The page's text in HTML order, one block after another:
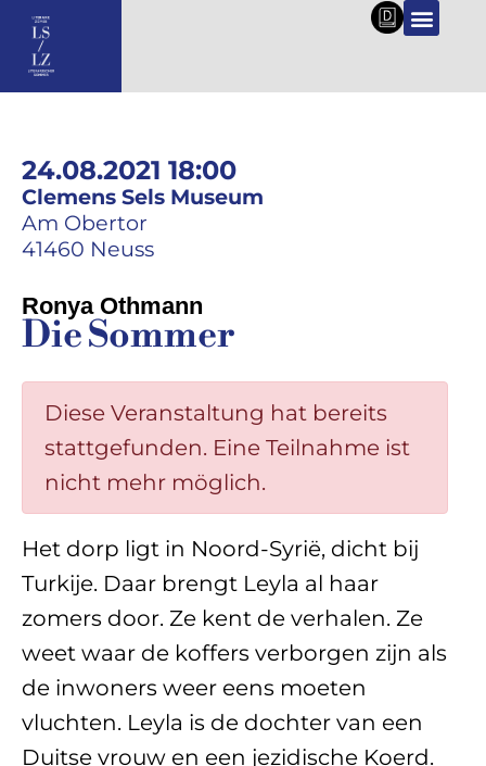
DE
24.08.2021 18:00
Clemens Sels Museum
Am Obertor
41460 Neuss
Ronya Othmann
Die Sommer
Diese Veranstaltung hat bereits
stattgefunden. Eine Teilnahme ist
nicht mehr möglich.
Het dorp ligt in Noord-Syrië, dicht bij
Turkije. Daar brengt Leyla al haar
zomers door. Ze kent de verhalen. Ze
weet waar de koffers verborgen zijn als
de inwoners weer eens moeten
vluchten. Leyla is de dochter van een
Duitse vrouw en een jezidische Koerd.